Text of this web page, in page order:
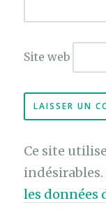
Site web
Ce site
indésirables.
les données